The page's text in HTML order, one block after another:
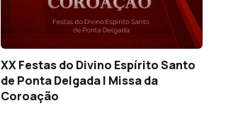
XX Festas do Divino Espírito Santo
de Ponta Delgada | Missa da
Coroação